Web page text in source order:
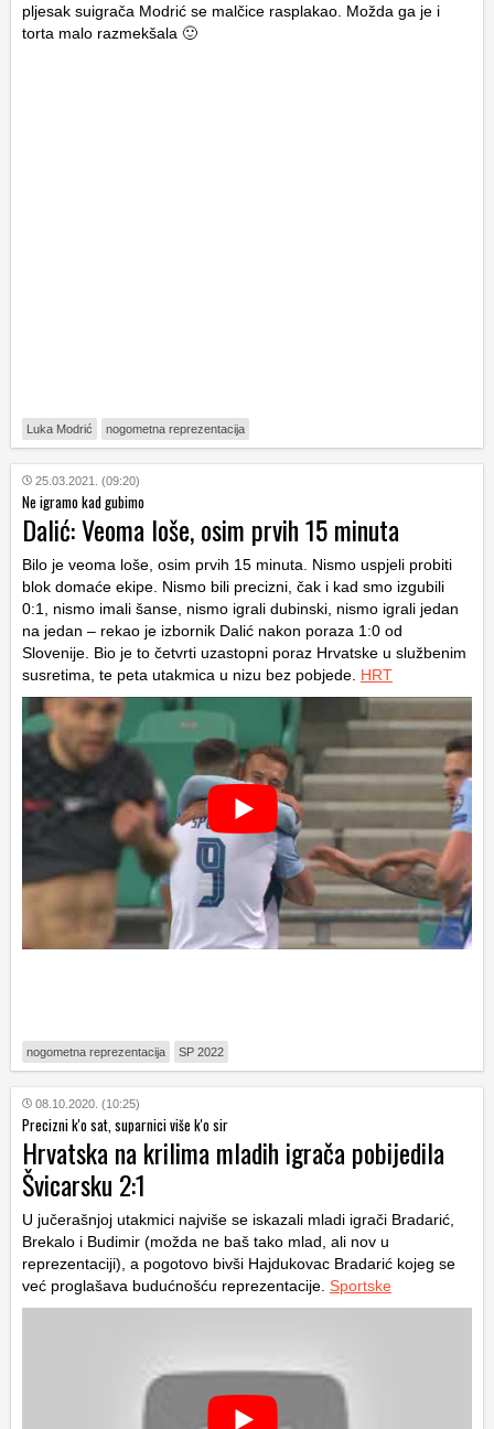
pljesak suigrača Modrić se malčice rasplakao. Možda ga je i
torta malo razmekšala 🙂
Luka Modrić nogometna reprezentacija
25.03.2021. (09:20)
Ne igramo kad gubimo
Dalić: Veoma loše, osim prvih 15 minuta
Bilo je veoma loše, osim prvih 15 minuta. Nismo uspjeli probiti
blok domaće ekipe. Nismo bili precizni, čak i kad smo izgubili
0:1, nismo imali šanse, nismo igrali dubinski, nismo igrali jedan
na jedan – rekao je izbornik Dalić nakon poraza 1:0 od
Slovenije. Bio je to četvrti uzastopni poraz Hrvatske u službenim
susretima, te peta utakmica u nizu bez pobjede. HRT
nogometna reprezentacija SP 2022
08.10.2020. (10:25)
Precizni k'o sat, suparnici više k'o sir
Hrvatska na krilima mladih igrača pobijedila
Švicarsku 2:1
U jučerašnjoj utakmici najviše se iskazali mladi igrači Bradarić,
Brekalo i Budimir (možda ne baš tako mlad, ali nov u
reprezentaciji), a pogotovo bivši Hajdukovac Bradarić kojeg se
već proglašava budućnošću reprezentacije. Sportske